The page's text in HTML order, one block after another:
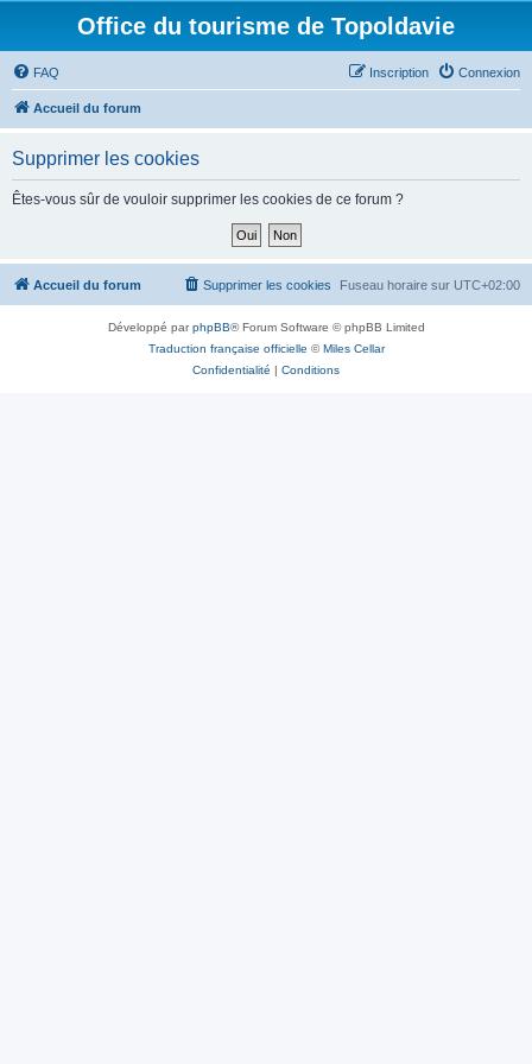
Office du tourisme de Topoldavie
FAQ Connexion
Inscription
Accueil du forum
Supprimer les cookies
Êtes-vous sûr de vouloir supprimer les cookies de ce forum ?
Accueil du forum Fuseau horaire sur UTC+02:00
Supprimer les cookies
Développé parphpBB® Forum Software © phpBB Limited
Traduction française officielle ©Miles Cellar
Confidentialité | Conditions